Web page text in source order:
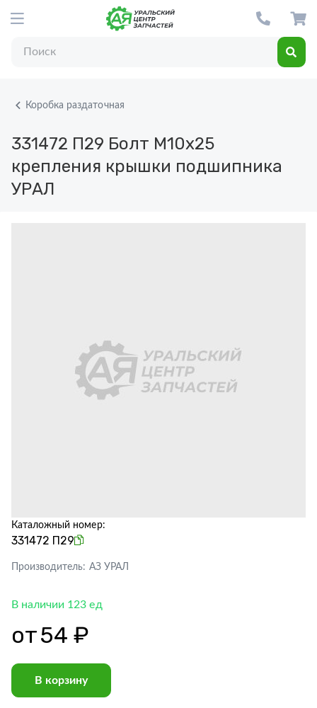
Коробка раздаточная
331472 П29 Болт М10х25
крепления крышки подшипника
УРАЛ
Каталожный номер:
331472 П29
Производитель: АЗ УРАЛ
В наличии 123 ед
от54 ₽
В корзину